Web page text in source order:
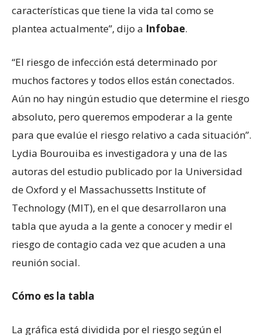
características que tiene la vida tal como se
plantea actualmente”, dijo a Infobae.
“El riesgo de infección está determinado por
muchos factores y todos ellos están conectados.
Aún no hay ningún estudio que determine el riesgo
absoluto, pero queremos empoderar a la gente
para que evalúe el riesgo relativo a cada situación”.
Lydia Bourouiba es investigadora y una de las
autoras del estudio publicado por la Universidad
de Oxford y el Massachussetts Institute of
Technology (MIT), en el que desarrollaron una
tabla que ayuda a la gente a conocer y medir el
riesgo de contagio cada vez que acuden a una
reunión social.
Cómo es la tabla
La gráfica está dividida por el riesgo según el